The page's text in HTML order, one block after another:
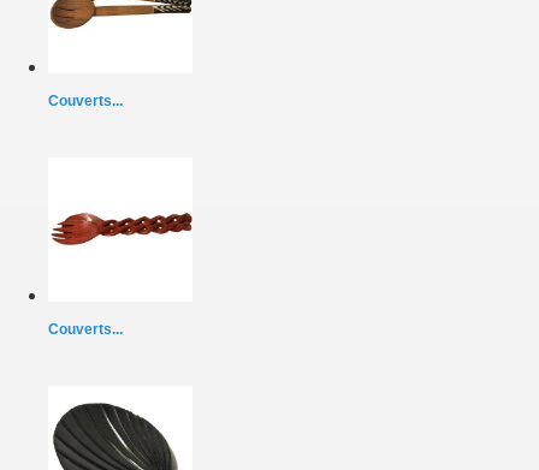
Couverts...
Couverts...